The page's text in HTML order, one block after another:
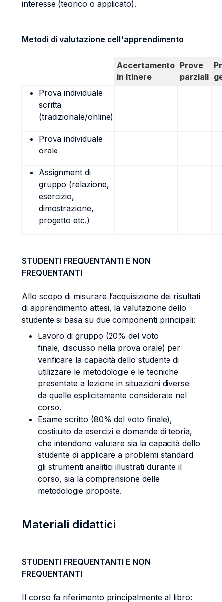
interesse (teorico o applicato).
Metodi di valutazione dell'apprendimento
Accertamento
in itinere
Prove
parziali
Prova individuale
scritta
(tradizionale/online)
Prova individuale
orale
Assignment di
gruppo (relazione,
esercizio,
dimostrazione,
progetto etc.)
STUDENTI FREQUENTANTI E NON
FREQUENTANTI
Allo scopo di misurare l’acquisizione dei risultati
di apprendimento attesi, la valutazione dello
studente si basa su due componenti principali:
Lavoro di gruppo (20% del voto
finale, discusso nella prova orale) per
verificare la capacità dello studente di
utilizzare le metodologie e le tecniche
presentate a lezione in situazioni diverse
da quelle esplicitamente considerate nel
corso.
Esame scritto (80% del voto finale),
costituito da esercizi e domande di teoria,
che intendono valutare sia la capacità dello
studente di applicare a problemi standard
gli strumenti analitici illustrati durante il
corso, sia la comprensione delle
metodologie proposte.
Materiali didattici
STUDENTI FREQUENTANTI E NON
FREQUENTANTI
Il corso fa riferimento principalmente al libro: